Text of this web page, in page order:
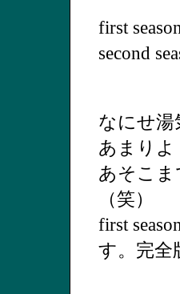
first
second
なにせ湯
あまり
あそこ
（笑）
first
す。完全